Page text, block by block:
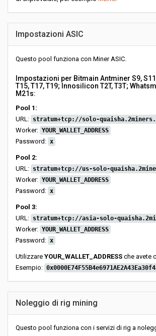
Impostazioni ASIC
Questo pool funziona con Miner ASIC.
Impostazioni per Bitmain Antminer S9,
T15, T17, T19; Innosilicon T2T, T3T;
M21s:
Pool 1:
URL: stratum+tcp://solo-
Worker: YOUR_WALLET_ADDRESS
Password: x
Pool 2:
URL: stratum+tcp://us-solo-
Worker: YOUR_WALLET_ADDRESS
Password: x
Pool 3:
URL: stratum+tcp://asia-solo-
Worker: YOUR_WALLET_ADDRESS
Password: x
Utilizzare YOUR_WALLET_ADDRESS che avete
Esempio:
Noleggio di rig mining
Questo pool funziona con i servizi di rig a